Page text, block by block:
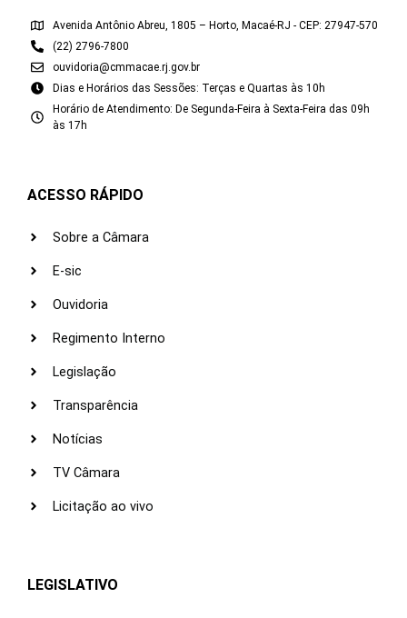
Avenida Antônio Abreu, 1805 – Horto, Macaé-RJ - CEP: 27947-570
(22) 2796-7800
ouvidoria@cmmacae.rj.gov.br
Dias e Horários das Sessões: Terças e Quartas às 10h
Horário de Atendimento: De Segunda-Feira à Sexta-Feira das 09h
às 17h
ACESSO RÁPIDO
Sobre a Câmara
E-sic
Ouvidoria
Regimento Interno
Legislação
Transparência
Notícias
TV Câmara
Licitação ao vivo
LEGISLATIVO